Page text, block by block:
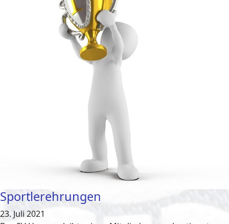
Sportlerehrungen
23. Juli 2021